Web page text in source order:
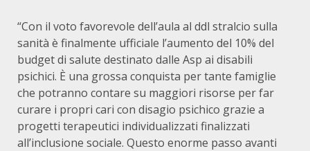
“Con il voto favorevole dell’aula al ddl stralcio sulla
sanità è finalmente ufficiale l’aumento del 10% del
budget di salute destinato dalle Asp ai disabili
psichici. È una grossa conquista per tante famiglie
che potranno contare su maggiori risorse per far
curare i propri cari con disagio psichico grazie a
progetti terapeutici individualizzati finalizzati
all’inclusione sociale. Questo enorme passo avanti